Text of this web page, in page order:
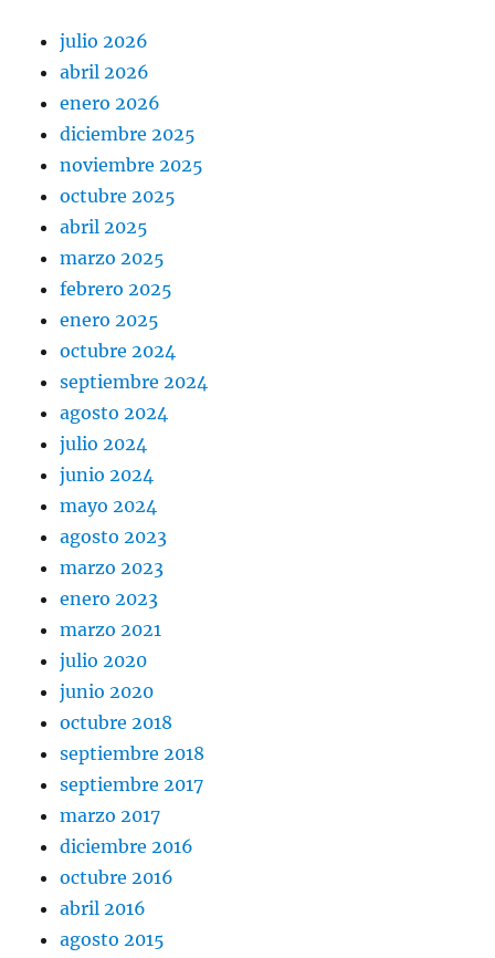
julio 2026
abril 2026
enero 2026
diciembre 2025
noviembre 2025
octubre 2025
abril 2025
marzo 2025
febrero 2025
enero 2025
octubre 2024
septiembre 2024
agosto 2024
julio 2024
junio 2024
mayo 2024
agosto 2023
marzo 2023
enero 2023
marzo 2021
julio 2020
junio 2020
octubre 2018
septiembre 2018
septiembre 2017
marzo 2017
diciembre 2016
octubre 2016
abril 2016
agosto 2015